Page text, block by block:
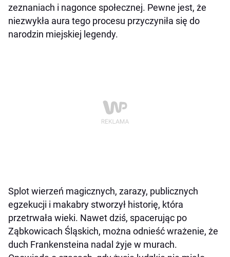
zeznaniach i nagonce społecznej. Pewne jest, że
niezwykła aura tego procesu przyczyniła się do
narodzin miejskiej legendy.
Splot wierzeń magicznych, zarazy, publicznych
egzekucji i makabry stworzył historię, która
przetrwała wieki. Nawet dziś, spacerując po
Ząbkowicach Śląskich, można odnieść wrażenie, że
duch Frankensteina nadal żyje w murach.